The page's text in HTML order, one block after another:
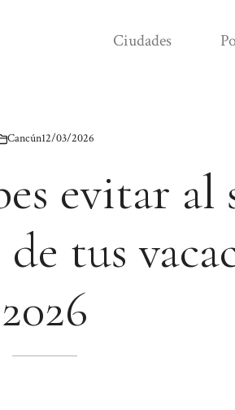
Ciudades
Cancún12/03/2026
evitar al
tus
2026